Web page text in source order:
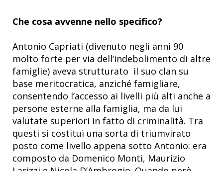
Che cosa avvenne nello specifico?
Antonio Capriati (divenuto negli anni 90
molto forte per via dell’indebolimento di altre
famiglie) aveva strutturato il suo clan su
base meritocratica, anziché famigliare,
consentendo l’accesso ai livelli più alti anche a
persone esterne alla famiglia, ma da lui
valutate superiori in fatto di criminalità. Tra
questi si costituì una sorta di triumvirato
posto come livello appena sotto Antonio: era
composto da Domenico Monti, Maurizio